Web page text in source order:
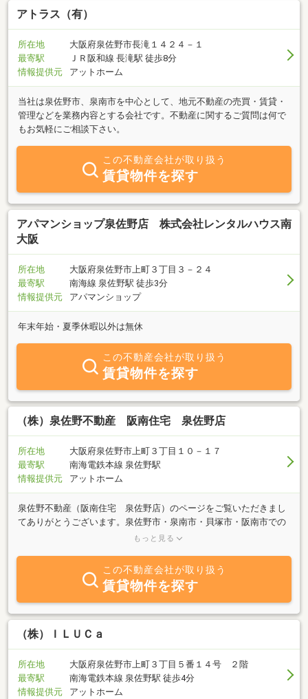
アトラス（有）
所在地
大阪府泉佐野市長滝１４２４－１
最寄駅
ＪＲ阪和線 長滝駅 徒歩8分
情報提供元
アットホーム
当社は泉佐野市、泉南市を中心として、地元不動産の売買・賃貸・
管理などを業務内容とする会社です。不動産に関するご質問は何で
もお気軽にご相談下さい。
この不動産会社が取り扱う
賃貸物件を探す
アパマンショップ泉佐野店 株式会社レンタルハウス南
大阪
所在地
大阪府泉佐野市上町３丁目３－２４
最寄駅
南海線 泉佐野駅 徒歩3分
情報提供元
アパマンショップ
年末年始・夏季休暇以外は無休
この不動産会社が取り扱う
賃貸物件を探す
（株）泉佐野不動産 阪南住宅 泉佐野店
所在地
大阪府泉佐野市上町３丁目１０－１７
最寄駅
南海電鉄本線 泉佐野駅
情報提供元
アットホーム
泉佐野不動産（阪南住宅 泉佐野店）のページをご覧いただきまし
てありがとうございます。泉佐野市・泉南市・貝塚市・阪南市での
お部屋探しはお任せください！お客様の希望にあった物件を親身に
からこそできる提案がございますのでお部屋を探される際は一度ご
相談ください♪不動産のことなら些細なことでもご相談ください。
泉佐野不動産は皆様からのお問合せ心よりお待ちしております。
もっと見る
この不動産会社が取り扱う
賃貸物件を探す
（株）ＩＬＵＣａ
所在地
大阪府泉佐野市上町３丁目５番１４号 ２階
最寄駅
南海電鉄本線 泉佐野駅 徒歩4分
情報提供元
アットホーム